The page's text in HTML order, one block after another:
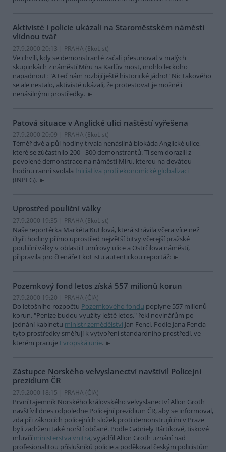
Aktivisté i policie ukázali na Staroměstském náměstí
vlídnou tvář
27.9.2000 20:13 | PRAHA (EkoList)
Ve chvíli, kdy se demonstranté začali přesunovat v malých
skupinkách z náměstí Míru na Karlův most, mohlo leckoho
napadnout: "A teď nám rozbijí ještě historické jádro!" Nic takového
se ale nestalo, aktivisté ukázali, že protestovat je možné i
nenásilnými prostředky.
Patová situace v Anglické ulici naštěstí vyřešena
27.9.2000 20:09 | PRAHA (EkoList)
Téměř dvě a půl hodiny trvala nenásilná blokáda Anglické ulice,
které se zúčastnilo 200 - 300 demonstrantů. Ti sem dorazili z
povolené demonstrace na náměstí Míru, kterou na devátou
hodinu ranní svolala Iniciativa proti ekonomické globalizaci
(INPEG).
Uprostřed pouliční války
27.9.2000 19:35 | PRAHA (EkoList)
Naše reportérka Markéta Kutilová, která strávila včera více než
čtyři hodiny přímo uprostřed největší bitvy včerejší pražské
pouliční války v oblasti Lumírovy ulice a Ostrčilova náměstí,
připravila pro čtenáře EkoListu autentickou reportáž:
Pozemkový fond letos získá 557 milionů korun
27.9.2000 19:20 | PRAHA (ČIA)
Do letošního rozpočtu Pozemkového fondu poplyne 557 milionů
korun. "Peníze budou využity ještě letos," řekl novinářům po
jednání kabinetu ministr zemědělství Jan Fencl. Podle Jana Fencla
tyto prostředky směřují k vytvoření standardního prostředí, ve
kterém pracuje Evropská unie.
Zástupce Norského velvyslanectví navštívil Policejní
prezídium ČR
27.9.2000 18:15 | PRAHA (ČIA)
První tajemník Norského královského velvyslanectví Allon Groth
navštívil dnes odpoledne Policejní prezídium ČR, aby se informoval,
zda při zákrocích policejních složek proti demonstrujícím v Praze
byli zadrženi také norští občané. Podle Gabriely Bártíkové, tiskové
mluvčí ministerstva vnitra, vyjádřil Allon Groth uznání nad
profesionalitou příslušníků policie a poděkoval českým policistům